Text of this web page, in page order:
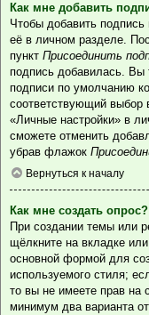
Как мне добавить
Чтобы добавить
её в личном разделе.
пункт Присоединить
подпись добавилась. Вы
подписи по умолчанию
соответствующий выбор
«Личные настройки» в
сможете отменить
убрав флажок
Вернуться к началу
Как мне создать опрос?
При создании темы или
щёлкните на вкладке
основной формой для
используемого стиля;
то вы не имеете прав на
минимум два варианта